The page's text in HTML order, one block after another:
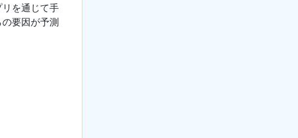
を通じて手
要因が予測